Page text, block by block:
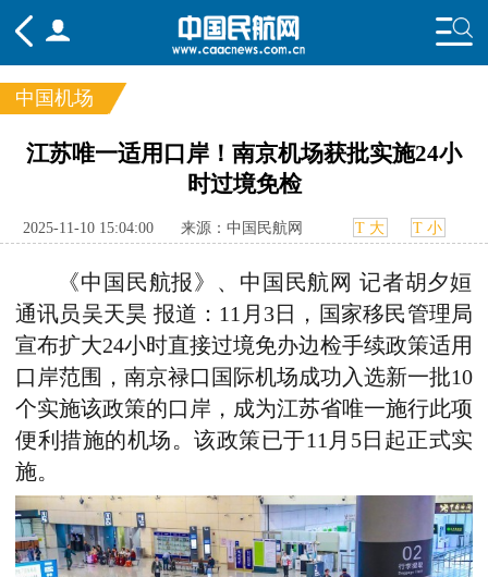
频道
国内
航图 智库 专题 舆情
中国机场
江苏唯一适用口岸！南京机场获批实施24小
时过境免检
2025-11-10 15:04:00 来源：中国民航网 T 大 T 小
《中国民航报》、中国民航网 记者胡夕姮
通讯员吴天昊 报道：11月3日，国家移民管理局
宣布扩大24小时直接过境免办边检手续政策适用
口岸范围，南京禄口国际机场成功入选新一批10
个实施该政策的口岸，成为江苏省唯一施行此项
便利措施的机场。该政策已于11月5日起正式实
施。